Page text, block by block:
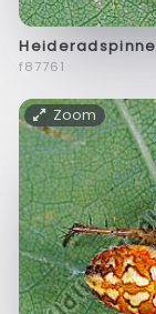
Heideradspinne
f87761
Zoom